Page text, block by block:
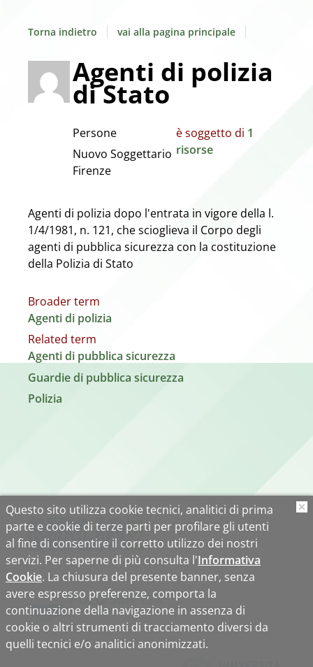
Torna indietro vai alla pagina principale
Agenti di polizia
di Stato
Persone
Nuovo Soggettario
Firenze
è soggetto di 1
risorse
Agenti di polizia dopo l'entrata in vigore della l.
1/4/1981, n. 121, che scioglieva il Corpo degli
agenti di pubblica sicurezza con la costituzione
della Polizia di Stato
Broader term
Agenti di polizia
Related term
Agenti di pubblica sicurezza
Guardie di pubblica sicurezza
Polizia
Questo sito utilizza cookie tecnici, analitici di prima
parte e cookie di terze parti per profilare gli utenti
al fine di consentire il corretto utilizzo dei nostri
servizi. Per saperne di più consulta l'Informativa
Cookie. La chiusura del presente banner, senza
avere espresso preferenze, comporta la
continuazione della navigazione in assenza di
cookie o altri strumenti di tracciamento diversi da
quelli tecnici e/o analitici anonimizzati.